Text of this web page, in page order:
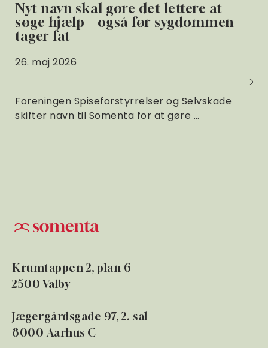
Nyt navn skal gøre det lettere at
søge hjælp – også før sygdommen
tager fat
26. maj 2026
Foreningen Spiseforstyrrelser og Selvskade
skifter navn til Somenta for at gøre …
Krumtappen 2, plan 6
2500 Valby
Jægergårdsgade 97, 2. sal
8000 Aarhus C